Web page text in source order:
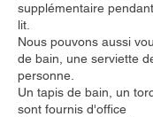
supplémentaire
lit.
Nous pouvons aussi
de bain, une serviette
personne.
Un tapis de bain, un
sont fournis d'office